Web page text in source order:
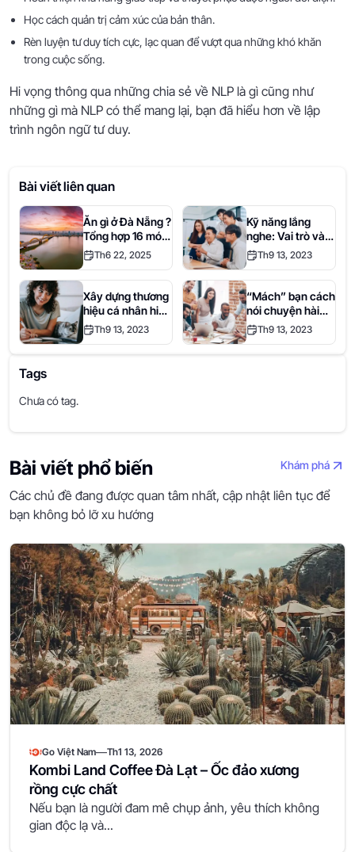
Học cách quản trị cảm xúc của bản thân.
Rèn luyện tư duy tích cực, lạc quan để vượt qua những khó khăn
trong cuộc sống.
Hi vọng thông qua những chia sẻ về NLP là gì cũng như
những gì mà NLP có thể mang lại, bạn đã hiểu hơn về lập
trình ngôn ngữ tư duy.
Bài viết liên quan
Ăn gì ở Đà Nẵng ?
Tổng hợp 16 món
ngon lừng danh
nhất định bạn
phải thử một lần
trong đời.
Th6 22, 2025
Kỹ năng lắng
nghe: Vai trò và
phương pháp rèn
luyện hiệu quả
Th9 13, 2023
Xây dựng thương
hiệu cá nhân hiệu
quả cùng Where
S
Th9 13, 2023
“Mách” bạn cách
nói chuyện hài
hước và hóm hỉnh
gây ấn tượng khi
giao tiếp
Th9 13, 2023
Tags
Chưa có tag.
Bài viết phổ biến Khám phá
Các chủ đề đang được quan tâm nhất, cập nhật liên tục để
bạn không bỏ lỡ xu hướng
Go Việt Nam—Th1 13, 2026
Kombi Land Coffee Đà Lạt – Ốc đảo xương
rồng cực chất
Nếu bạn là người đam mê chụp ảnh, yêu thích không
gian độc lạ và...